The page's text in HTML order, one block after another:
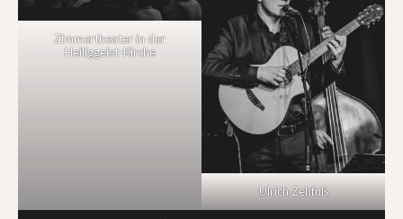
Zimmertheater in der
Heiliggeist-Kirche
Ulrich Zehfuß